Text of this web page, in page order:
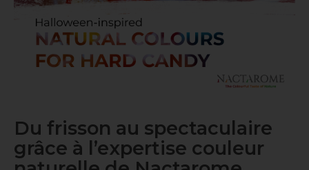
Du frisson au spectaculaire
grâce à l’expertise couleur